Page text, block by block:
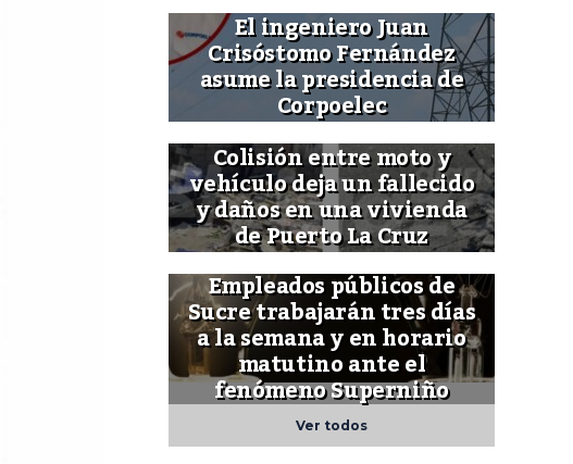
El ingeniero Juan
Crisóstomo Fernández
asume la presidencia de
Corpoelec
Colisión entre moto y
vehículo deja un fallecido
y daños en una vivienda
de Puerto La Cruz
Empleados públicos de
Sucre trabajarán tres días
a la semana y en horario
matutino ante el
fenómeno Superniño
Ver todos